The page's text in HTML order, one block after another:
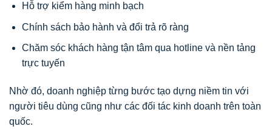
Hỗ trợ kiểm hàng minh bạch
Chính sách bảo hành và đổi trả rõ ràng
Chăm sóc khách hàng tận tâm qua hotline và nền tảng
trực tuyến
Nhờ đó, doanh nghiệp từng bước tạo dựng niềm tin với
người tiêu dùng cũng như các đối tác kinh doanh trên toàn
quốc.